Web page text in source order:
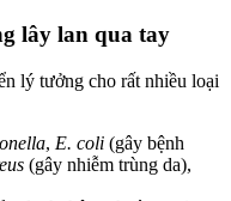
lây lan qua tay
lý tưởng cho rất nhiều loại
, E. coli (gây bệnh
(gây nhiễm trùng da),